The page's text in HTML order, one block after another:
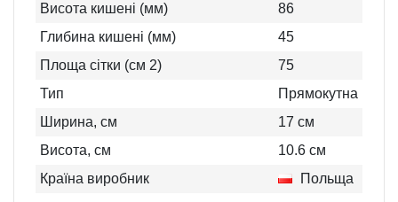
Висота кишені (мм)
86
Глибина кишені (мм)
45
Площа сітки (см 2)
75
Тип
Прямокутна
Ширина, см
17 см
Висота, см
10.6 см
Країна виробник
Польща